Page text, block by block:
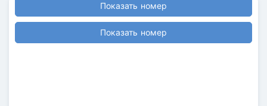
Показать номер
Показать номер